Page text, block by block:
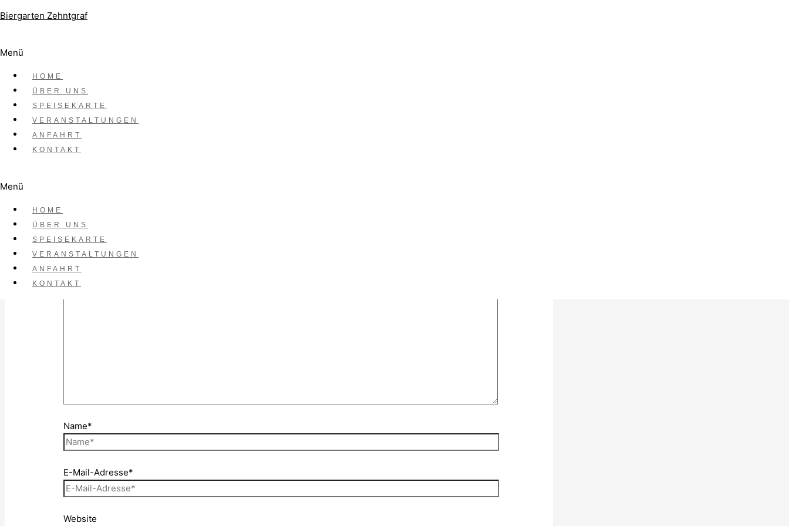
Zum Inhalt springen
Biergarten Zehntgraf
Menü
HOME
ÜBER UNS
SPEISEKARTE
VERANSTALTUNGEN
ANFAHRT
KONTAKT
Menü
HOME
ÜBER UNS
SPEISEKARTE
VERANSTALTUNGEN
ANFAHRT
KONTAKT
Aug. 01 2025
Vorbei!
Sunsibar Live
Schreibe einen Kommentar
Deine E-Mail-Adresse wird nicht veröffentlicht.
Kommentar
Name*
E-Mail-Adresse*
Website